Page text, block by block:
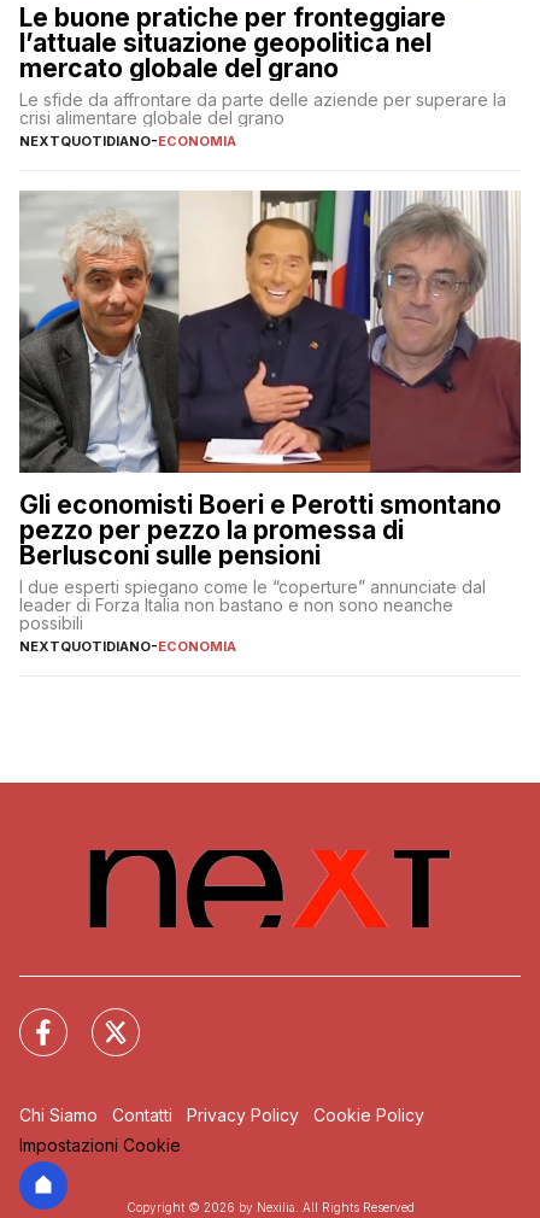
Le buone pratiche per fronteggiare
l’attuale situazione geopolitica nel
mercato globale del grano
Le sfide da affrontare da parte delle aziende per superare la
crisi alimentare globale del grano
NEXTQUOTIDIANO-ECONOMIA
Gli economisti Boeri e Perotti smontano
pezzo per pezzo la promessa di
Berlusconi sulle pensioni
I due esperti spiegano come le “coperture” annunciate dal
leader di Forza Italia non bastano e non sono neanche
possibili
NEXTQUOTIDIANO-ECONOMIA
Chi Siamo Contatti Privacy Policy
Cookie Policy
Impostazioni Cookie
Copyright © 2026 by Nexilia. All Rights Reserved